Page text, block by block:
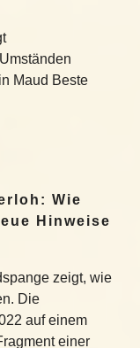
Maud Beste
Wie
Hinweise
zeigt, wie
Die
auf einem
einer